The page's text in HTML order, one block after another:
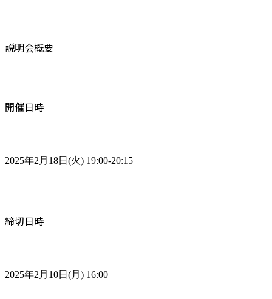
説明会概要
開催日時
2025年2月18日(火) 19:00-20:15
締切日時
2025年2月10日(月) 16:00